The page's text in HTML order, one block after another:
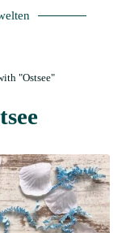
"Ostsee"